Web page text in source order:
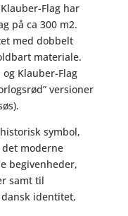
Flag har
på ca 300 m2.
med dobbelt
materiale.
Klauber-Flag
versioner
symbol,
moderne
begivenheder,
samt til
identitet,